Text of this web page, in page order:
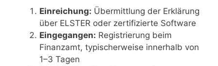
Einreichung: Übermittlung der Erklärung
über ELSTER oder zertifizierte Software
Eingegangen: Registrierung beim
Finanzamt, typischerweise innerhalb von
1–3 Tagen